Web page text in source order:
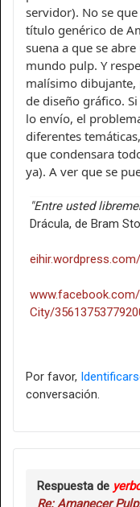
servidor). No se
título genérico de
suena a que se
mundo pulp. Y
malísimo dibujante,
de diseño gráfico.
lo envío, el
diferentes
que condensara
ya). A ver que se
"Entre usted
Drácula, de Bram
eihir.wordpress.com/
City/
Por favor,
conversación.
Respuesta de
Re: Amanecer